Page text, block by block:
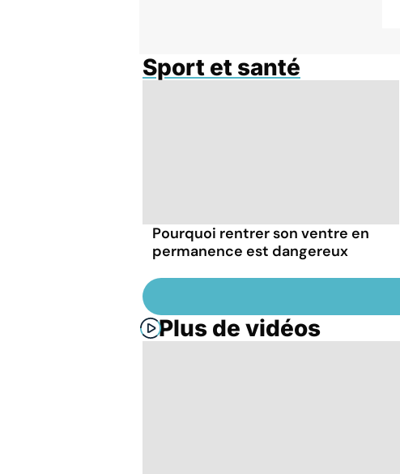
Sport et santé
Pourquoi rentrer son ventre en
permanence est dangereux
Plus de vidéos